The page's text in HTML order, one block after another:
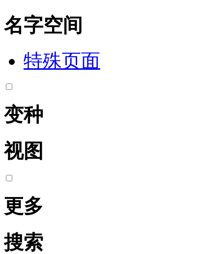
名字空间
特殊页面
变种
视图
更多
搜索